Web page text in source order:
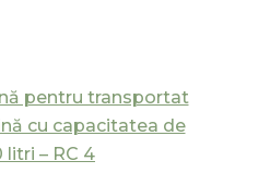
pentru transportat
cu capacitatea de
litri – RC 4